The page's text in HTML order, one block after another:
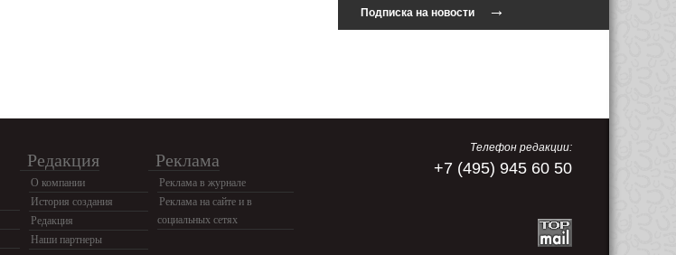
Подписка на новости→
Редакция
О компании
История создания
Редакция
Наши партнеры
Реклама
Реклама в журнале
Реклама на сайте и в
социальных сетях
Телефон редакции:
+7 (495) 945 60 50